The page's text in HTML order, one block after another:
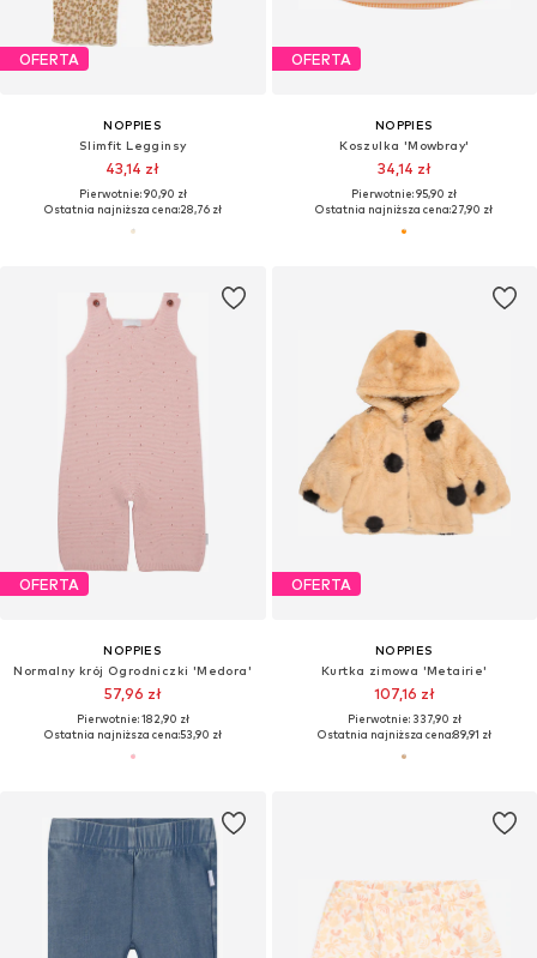
OFERTA
NOPPIES
Slimfit Legginsy
43,14 zł
Pierwotnie: 90,90 zł
Ostatnia najniższa cena:28,76 zł
OFERTA
NOPPIES
Koszulka 'Mowbray'
34,14 zł
Pierwotnie: 95,90 zł
Ostatnia najniższa cena:27,90 zł
OFERTA
NOPPIES
Normalny krój Ogrodniczki 'Medora'
57,96 zł
Pierwotnie: 182,90 zł
Ostatnia najniższa cena:53,90 zł
OFERTA
NOPPIES
Kurtka zimowa 'Metairie'
107,16 zł
Pierwotnie: 337,90 zł
Ostatnia najniższa cena:89,91 zł